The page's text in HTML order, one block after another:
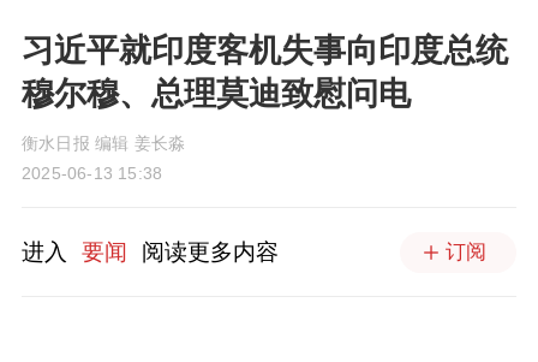
习近平就印度客机失事向印度总统
穆尔穆、总理莫迪致慰问电
衡水日报 编辑 姜长淼
2025-06-13 15:38
进入 要闻 阅读更多内容 订阅